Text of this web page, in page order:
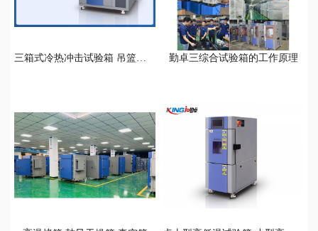
勤卓三综合试验箱的工作原理